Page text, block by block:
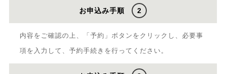
お申込み手順 2
内容をご確認の上、「予約」ボタンをクリックし、必要事
項を入力して、予約手続きを行ってください。